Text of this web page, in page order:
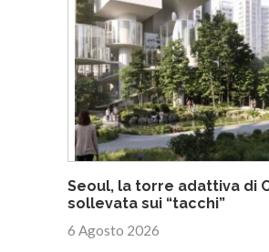
Seoul, la torre adattiva di
sollevata sui “tacchi”
6 Agosto 2026